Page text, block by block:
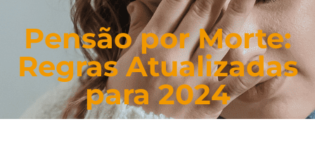
Pensão por Morte:
Regras Atualizadas
para 2024